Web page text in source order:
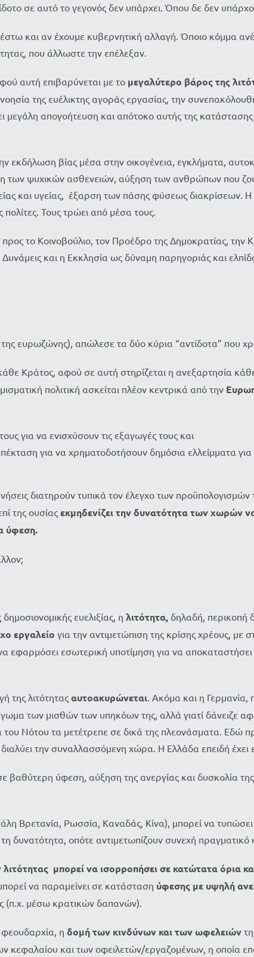
σε αυτό το γεγονός δεν υπάρχει. Όπου δε δεν
και αν έχουμε κυβερνητική αλλαγή. Όποιο κόμμα
που άλλωστε την επέλεξαν.
αυτή επιβαρύνεται με το μεγαλύτερο βάρος της
της ευέλικτης αγοράς εργασίας, την
απογοήτευση και απότοκο αυτής της κατάστασης
εκδήλωση βίας μέσα στην οικογένεια, εγκλήματα,
των ψυχικών ασθενειών, αύξηση των ανθρώπων που
και υγείας, έξαρση των πάσης φύσεως διακρίσεων.
Τους τρώει από μέσα τους.
το Κοινοβούλιο, τον Προέδρο της Δημοκρατίας,
και η Εκκλησία ως δύναμη παρηγοριάς και
ευρωζώνης), απώλεσε τα δύο κύρια “αντίδοτα” που
Κράτος, αφού σε αυτή στηρίζεται η ανεξαρτησία
πολιτική ασκείται πλέον κεντρικά από την
για να ενισχύσουν τις εξαγωγές τους και
για να χρηματοδοτήσουν δημόσια ελλείμματα
διατηρούν τυπικά τον έλεγχο των
της ουσίας εκμηδενίζει την δυνατότητα των χωρών
ύφεση.
ευελιξίας, η λιτότητα, δηλαδή,
εργαλείο για την αντιμετώπιση της κρίσης χρέους,
εφαρμόσει εσωτερική υποτίμηση για να
της λιτότητας αυτοακυρώνεται. Ακόμα και η Γερμανία,
των μισθών των υπηκόων της, αλλά γιατί δάνειζε
του Νότου τα μετέτρεπε σε δικά της πλεονάσματα. Εδώ
την συναλλασσόμενη χώρα. Η Ελλάδα επειδή έχει
βαθύτερη ύφεση, αύξηση της ανεργίας και δυσκολία
Βρετανία, Ρωσσία, Καναδάς, Κίνα), μπορεί να
οπότε αντιμετωπίζουν συνεχή πραγματικό
λιτότητας μπορεί να ισορροπήσει σε κατώτατα όρια
να παραμείνει σε κατάσταση ύφεσης με υψηλή
(π.χ. μέσω κρατικών δαπανών).
φεουδαρχία, η δομή των κινδύνων και των ωφελειών
και των οφειλετών/εργαζομένων, η οποία